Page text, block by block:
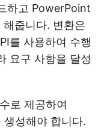
하고 PowerPoint
줍니다. 변환은
를 사용하여 수행
요구 사항을 달성
로 제공하여
성해야 합니다.